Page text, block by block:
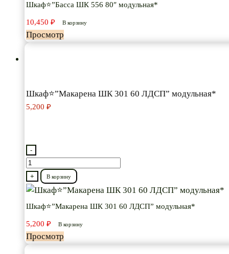
80″
модульная*
Шкаф⭐”Басса ШК 556 80″ модульная*
10,450 ₽ В корзину
Просмотр
Шкаф⭐”Макарена ШК 301 60 ЛДСП” модульная*
5,200 ₽
-
Количество
товара
Шкаф⭐”Макарена
60
ЛДСП”
+ В корзину
Шкаф⭐”Макарена ШК 301 60 ЛДСП” модульная*
5,200 ₽ В корзину
Просмотр